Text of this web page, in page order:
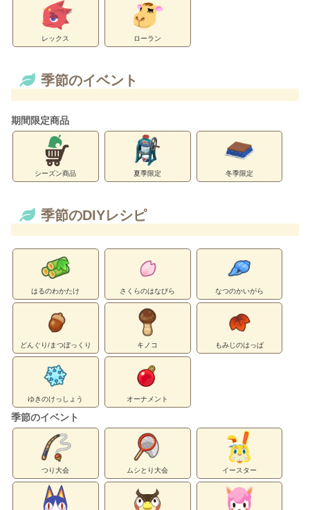
レックス ローラン
季節のイベント
期間限定商品
シーズン商品 夏季限定 冬季限定
季節のDIYレシピ
はるのわかたけ さくらのはなびら なつのかいがら
どんぐり/まつぼっくり キノコ もみじのはっぱ
ゆきのけっしょう オーナメント
季節のイベント
つり大会 ムシとり大会 イースター